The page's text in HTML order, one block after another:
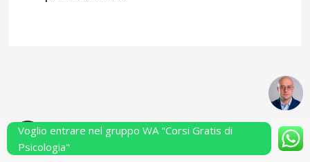
Powered by Performarsi S.a.s.
Voglio entrare nel gruppo WA "Corsi Gratis di
Psicologia"